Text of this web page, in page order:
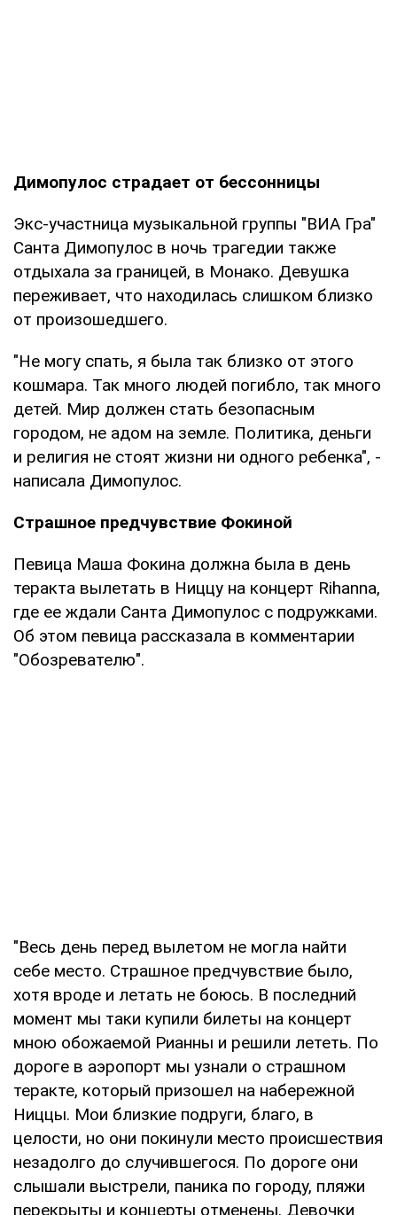
Димопулос страдает от бессонницы
Экс-участница музыкальной группы "ВИА Гра"
Санта Димопулос в ночь трагедии также
отдыхала за границей, в Монако. Девушка
переживает, что находилась слишком близко
от произошедшего.
"Не могу спать, я была так близко от этого
кошмара. Так много людей погибло, так много
детей. Мир должен стать безопасным
городом, не адом на земле. Политика, деньги
и религия не стоят жизни ни одного ребенка", -
написала Димопулос.
Страшное предчувствие Фокиной
Певица Маша Фокина должна была в день
теракта вылетать в Ниццу на концерт Rihanna,
где ее ждали Санта Димопулос с подружками.
Об этом певица рассказала в комментарии
"Обозревателю".
"Весь день перед вылетом не могла найти
себе место. Страшное предчувствие было,
хотя вроде и летать не боюсь. В последний
момент мы таки купили билеты на концерт
мною обожаемой Рианны и решили лететь. По
дороге в аэропорт мы узнали о страшном
теракте, который призошел на набережной
Ниццы. Мои близкие подруги, благо, в
целости, но они покинули место происшествия
незадолго до случившегося. По дороге они
слышали выстрели, паника по городу, пляжи
перекрыты и концерты отменены. Девочки